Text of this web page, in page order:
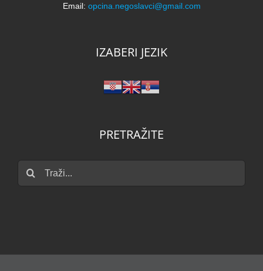
Email: opcina.negoslavci@gmail.com
IZABERI JEZIK
PRETRAŽITE
Traži...